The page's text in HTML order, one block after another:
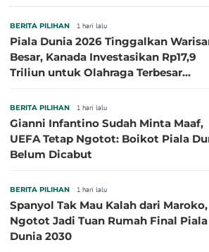
BERITA PILIHAN 1 hari lalu
Piala Dunia 2026 Tinggalkan
Besar, Kanada Investasikan Rp17,9
Triliun untuk Olahraga Terbesar
BERITA PILIHAN 1 hari lalu
Gianni Infantino Sudah Minta Maaf,
UEFA Tetap Ngotot: Boikot Piala
Belum Dicabut
BERITA PILIHAN 1 hari lalu
Spanyol Tak Mau Kalah dari Maroko,
Ngotot Jadi Tuan Rumah Final Piala
Dunia 2030